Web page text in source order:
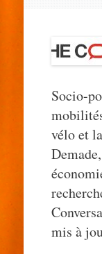
Socio-
vélo et
mis à